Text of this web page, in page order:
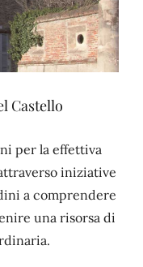
Castello
per la effettiva
iniziative
a comprendere
una risorsa di